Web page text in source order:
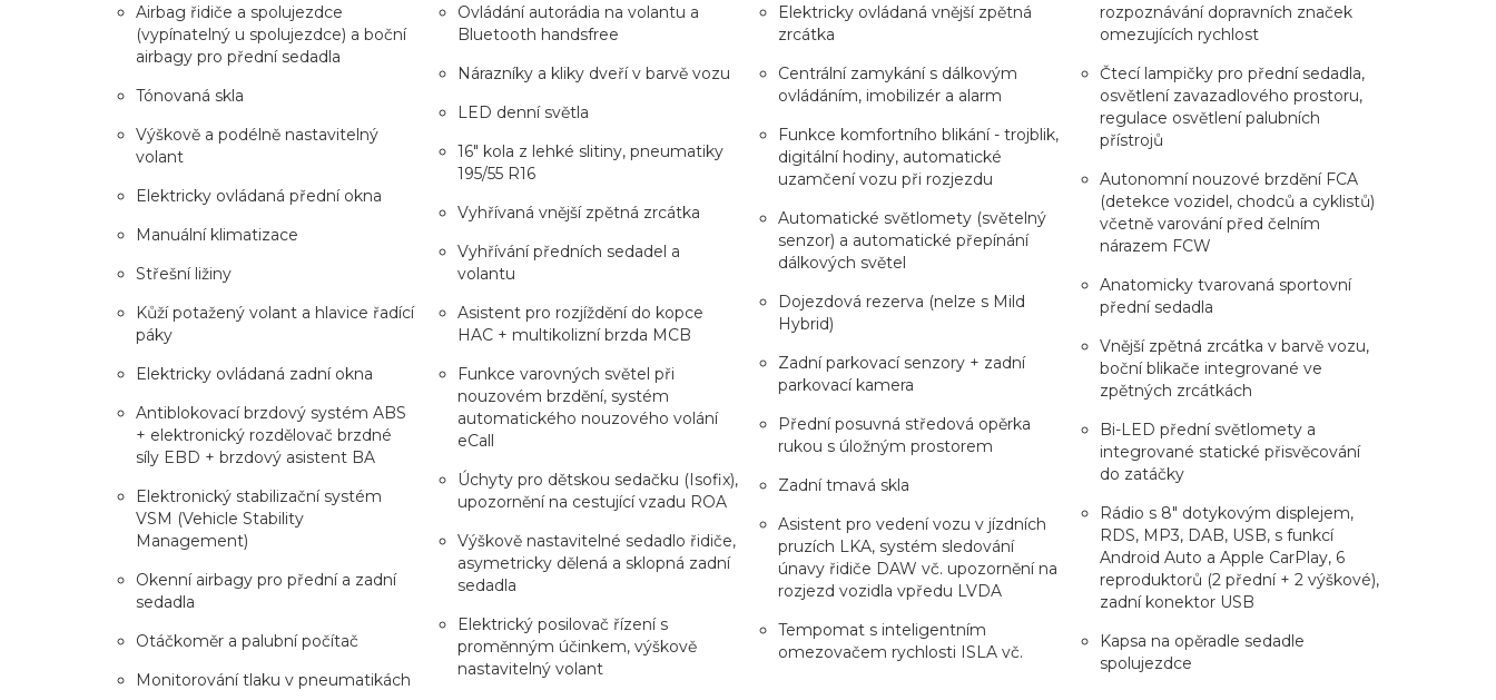
Airbag řidiče a spolujezdce
(vypínatelný u spolujezdce) a boční
airbagy pro přední sedadla
Tónovaná skla
Výškově a podélně nastavitelný
volant
Elektricky ovládaná přední okna
Manuální klimatizace
Střešní ližiny
Kůží potažený volant a hlavice řadící
páky
Elektricky ovládaná zadní okna
Antiblokovací brzdový systém ABS
+ elektronický rozdělovač brzdné
síly EBD + brzdový asistent BA
Elektronický stabilizační systém
VSM (Vehicle Stability
Management)
Okenní airbagy pro přední a zadní
sedadla
Otáčkoměr a palubní počítač
Monitorování tlaku v pneumatikách
Ovládání autorádia na volantu a
Bluetooth handsfree
Nárazníky a kliky dveří v barvě vozu
LED denní světla
16" kola z lehké slitiny, pneumatiky
195/55 R16
Vyhřívaná vnější zpětná zrcátka
Vyhřívání předních sedadel a
volantu
Asistent pro rozjíždění do kopce
HAC + multikolizní brzda MCB
Funkce varovných světel při
nouzovém brzdění, systém
automatického nouzového volání
eCall
Úchyty pro dětskou sedačku (Isofix),
upozornění na cestující vzadu ROA
Výškově nastavitelné sedadlo řidiče,
asymetricky dělená a sklopná zadní
sedadla
Elektrický posilovač řízení s
proměnným účinkem, výškově
nastavitelný volant
Elektricky ovládaná vnější zpětná
zrcátka
Centrální zamykání s dálkovým
ovládáním, imobilizér a alarm
Funkce komfortního blikání - trojblik,
digitální hodiny, automatické
uzamčení vozu při rozjezdu
Automatické světlomety (světelný
senzor) a automatické přepínání
dálkových světel
Dojezdová rezerva (nelze s Mild
Hybrid)
Zadní parkovací senzory + zadní
parkovací kamera
Přední posuvná středová opěrka
rukou s úložným prostorem
Zadní tmavá skla
Asistent pro vedení vozu v jízdních
pruzích LKA, systém sledování
únavy řidiče DAW vč. upozornění na
rozjezd vozidla vpředu LVDA
Tempomat s inteligentním
omezovačem rychlosti ISLA vč.
rozpoznávání dopravních značek
omezujících rychlost
Čtecí lampičky pro přední sedadla,
osvětlení zavazadlového prostoru,
regulace osvětlení palubních
přístrojů
Autonomní nouzové brzdění FCA
(detekce vozidel, chodců a cyklistů)
včetně varování před čelním
nárazem FCW
Anatomicky tvarovaná sportovní
přední sedadla
Vnější zpětná zrcátka v barvě vozu,
boční blikače integrované ve
zpětných zrcátkách
Bi-LED přední světlomety a
integrované statické přisvěcování
do zatáčky
Rádio s 8" dotykovým displejem,
RDS, MP3, DAB, USB, s funkcí
Android Auto a Apple CarPlay, 6
reproduktorů (2 přední + 2 výškové),
zadní konektor USB
Kapsa na opěradle sedadle
spolujezdce